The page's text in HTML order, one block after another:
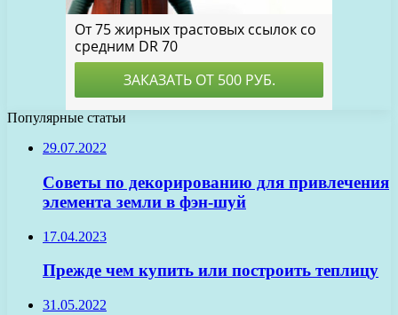
Популярные статьи
29.07.2022
Советы по декорированию для привлечения
элемента земли в фэн-шуй
17.04.2023
Прежде чем купить или построить теплицу
31.05.2022